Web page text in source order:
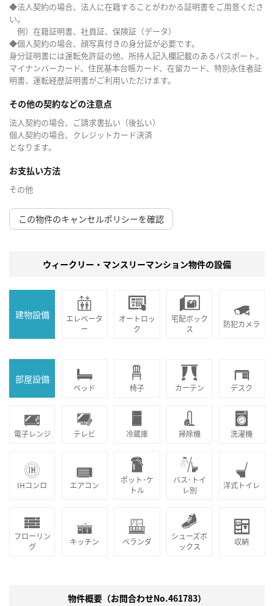
◆法人契約の場合、法人に在籍することがわかる証明書をご用意くださ
い。
例）在籍証明書、社員証、保険証（データ）
◆個人契約の場合、顔写真付きの身分証が必要です。
身分証明書には運転免許証の他、所持人記入欄記載のあるパスポート、
マイナンバーカード、住民基本台帳カード、在留カード、特別永住者証
明書、運転経歴証明書がご利用いただけます。
その他の契約などの注意点
法人契約の場合、ご請求書払い（後払い）
個人契約の場合、クレジットカード決済
となります。
お支払い方法
その他
この物件のキャンセルポリシーを確認
ウィークリー・マンスリーマンション物件の設備
建物設備
エレベータ
ー
オートロッ
ク
宅配ボック
ス
防犯カメラ
部屋設備
ベッド 椅子 カーテン デスク
電子レンジ テレビ 冷蔵庫 掃除機 洗濯機
IHコンロ エアコン
ポット･ケ
トル
バス･トイ
レ別
洋式トイレ
フローリン
グ
キッチン ベランダ
シューズボ
ックス
収納
物件概要（お問合わせNo.461783）